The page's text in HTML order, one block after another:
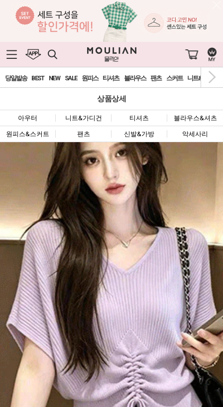
당일발송 BEST NEW SALE 원피스 티셔츠 블라우스 팬츠 스커트 니트&가디건
상품상세
아우터 니트&가디건 티셔츠 블라우스&셔츠
원피스&스커트 팬츠 신발&가방 악세사리